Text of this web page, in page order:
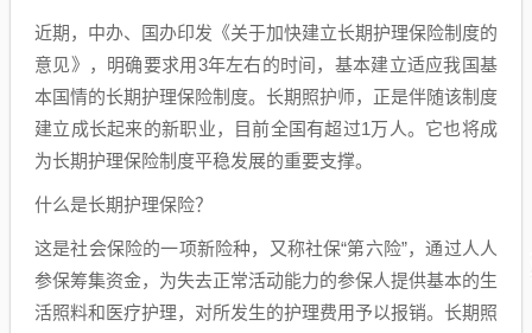
近期，中办、国办印发《关于加快建立长期护理保险制度的
意见》，明确要求用3年左右的时间，基本建立适应我国基
本国情的长期护理保险制度。长期照护师，正是伴随该制度
建立成长起来的新职业，目前全国有超过1万人。它也将成
为长期护理保险制度平稳发展的重要支撑。
什么是长期护理保险？
这是社会保险的一项新险种，又称社保“第六险”，通过人人
参保筹集资金，为失去正常活动能力的参保人提供基本的生
活照料和医疗护理，对所发生的护理费用予以报销。长期照